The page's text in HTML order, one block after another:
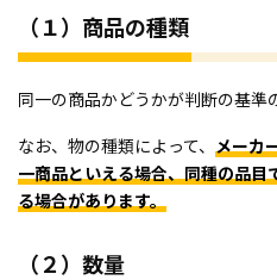
（１）商品の種類
同一の商品かどうかが判断の基準
なお、物の種類によって、 メーカ
一商品といえる場合、同種の品目
る場合があります。
（２）数量